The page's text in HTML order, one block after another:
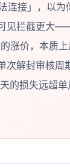
连接」，以为
见拦截更大
涨价，本质
解封审核周
的损失远超单